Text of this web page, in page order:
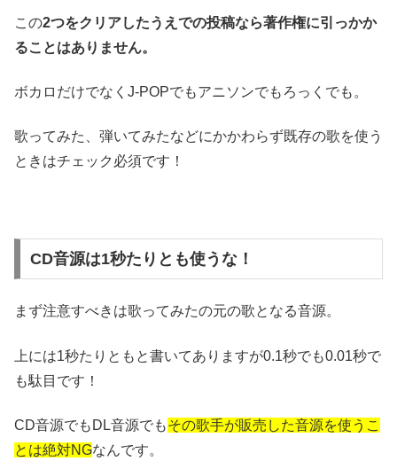
この2つをクリアしたうえでの投稿なら著作権に引っかか
ることはありません。
ボカロだけでなくJ-POPでもアニソンでもろっくでも。
歌ってみた、弾いてみたなどにかかわらず既存の歌を使う
ときはチェック必須です！
CD音源は1秒たりとも使うな！
まず注意すべきは歌ってみたの元の歌となる音源。
上には1秒たりともと書いてありますが0.1秒でも0.01秒で
も駄目です！
CD音源でもDL音源でもその歌手が販売した音源を使うこ
とは絶対NGなんです。